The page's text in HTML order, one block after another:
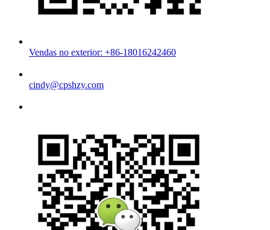
Vendas no exterior: +86-18016242460
cindy@cpshzy.com